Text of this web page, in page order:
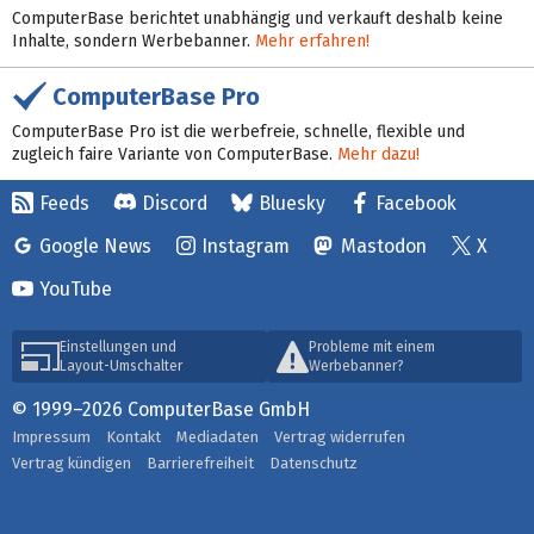
ComputerBase berichtet unabhängig und verkauft deshalb keine
Inhalte, sondern Werbebanner. Mehr erfahren!
ComputerBase Pro
ComputerBase Pro ist die werbefreie, schnelle, flexible und
zugleich faire Variante von ComputerBase. Mehr dazu!
Feeds Discord Bluesky
Facebook
Google News
Instagram Mastodon
X
YouTube
Einstellungen und
Layout-Umschalter
Probleme mit einem
Werbebanner?
© 1999–2026 ComputerBase GmbH
Impressum Kontakt Mediadaten
Vertrag widerrufen
Vertrag kündigen
Barrierefreiheit Datenschutz